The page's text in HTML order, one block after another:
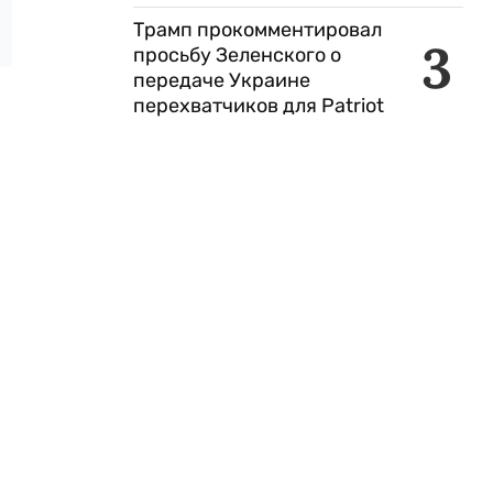
3
Трамп прокомментировал
просьбу Зеленского о
передаче Украине
перехватчиков для Patriot